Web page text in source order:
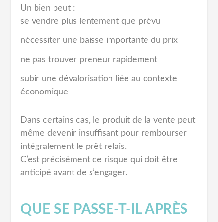
Un bien peut :
se vendre plus lentement que prévu
nécessiter une baisse importante du prix
ne pas trouver preneur rapidement
subir une dévalorisation liée au contexte
économique
Dans certains cas, le produit de la vente peut
même devenir insuffisant pour rembourser
intégralement le prêt relais.
C’est précisément ce risque qui doit être
anticipé avant de s’engager.
QUE SE PASSE-T-IL APRÈS